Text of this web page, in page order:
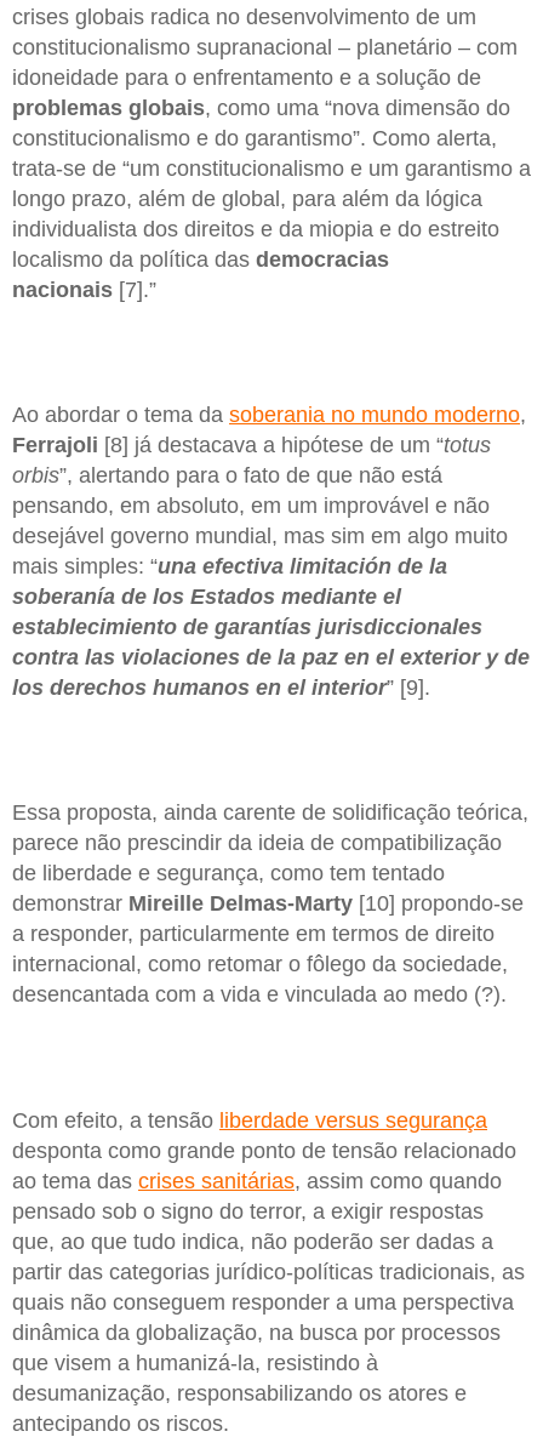
crises globais radica no desenvolvimento de um
constitucionalismo supranacional – planetário – com
idoneidade para o enfrentamento e a solução de
problemas globais, como uma “nova dimensão do
constitucionalismo e do garantismo”. Como alerta,
trata-se de “um constitucionalismo e um garantismo a
longo prazo, além de global, para além da lógica
individualista dos direitos e da miopia e do estreito
localismo da política das democracias
nacionais [7].”
Ao abordar o tema da soberania no mundo moderno,
Ferrajoli [8] já destacava a hipótese de um “totus
orbis”, alertando para o fato de que não está
pensando, em absoluto, em um improvável e não
desejável governo mundial, mas sim em algo muito
mais simples: “una efectiva limitación de la
soberanía de los Estados mediante el
establecimiento de garantías jurisdiccionales
contra las violaciones de la paz en el exterior y de
los derechos humanos en el interior” [9].
Essa proposta, ainda carente de solidificação teórica,
parece não prescindir da ideia de compatibilização
de liberdade e segurança, como tem tentado
demonstrar Mireille Delmas-Marty [10] propondo-se
a responder, particularmente em termos de direito
internacional, como retomar o fôlego da sociedade,
desencantada com a vida e vinculada ao medo (?).
Com efeito, a tensão liberdade versus segurança
desponta como grande ponto de tensão relacionado
ao tema das crises sanitárias, assim como quando
pensado sob o signo do terror, a exigir respostas
que, ao que tudo indica, não poderão ser dadas a
partir das categorias jurídico-políticas tradicionais, as
quais não conseguem responder a uma perspectiva
dinâmica da globalização, na busca por processos
que visem a humanizá-la, resistindo à
desumanização, responsabilizando os atores e
antecipando os riscos.